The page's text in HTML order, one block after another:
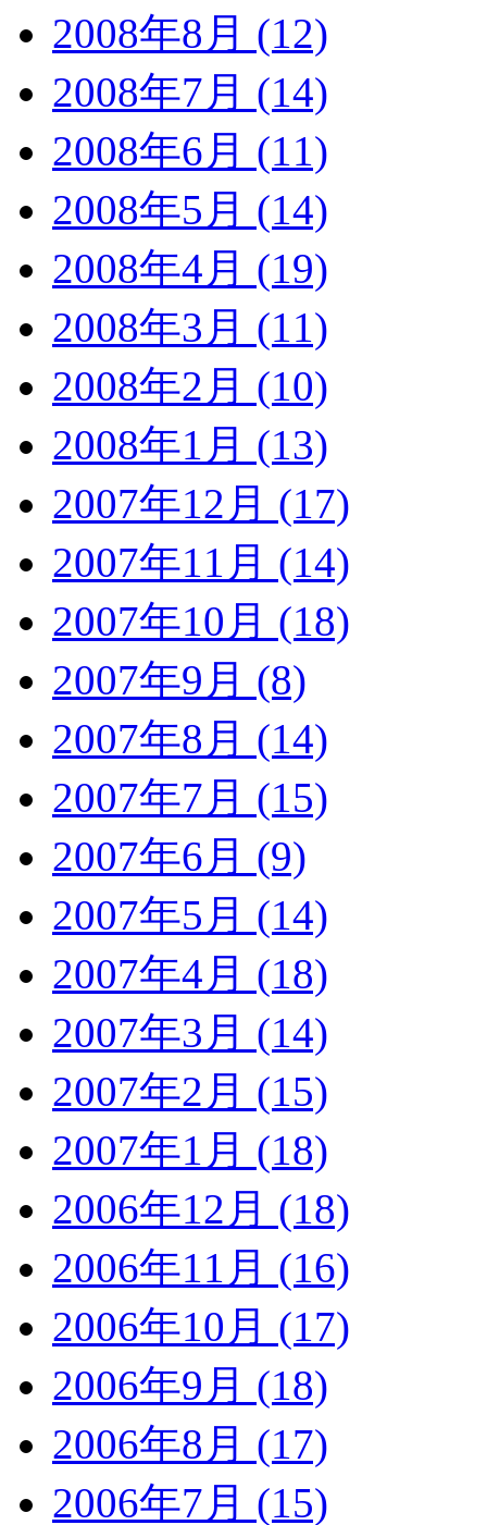
2008年8月 (12)
2008年7月 (14)
2008年6月 (11)
2008年5月 (14)
2008年4月 (19)
2008年3月 (11)
2008年2月 (10)
2008年1月 (13)
2007年12月 (17)
2007年11月 (14)
2007年10月 (18)
2007年9月 (8)
2007年8月 (14)
2007年7月 (15)
2007年6月 (9)
2007年5月 (14)
2007年4月 (18)
2007年3月 (14)
2007年2月 (15)
2007年1月 (18)
2006年12月 (18)
2006年11月 (16)
2006年10月 (17)
2006年9月 (18)
2006年8月 (17)
2006年7月 (15)